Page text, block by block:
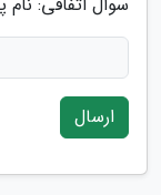
ارسال